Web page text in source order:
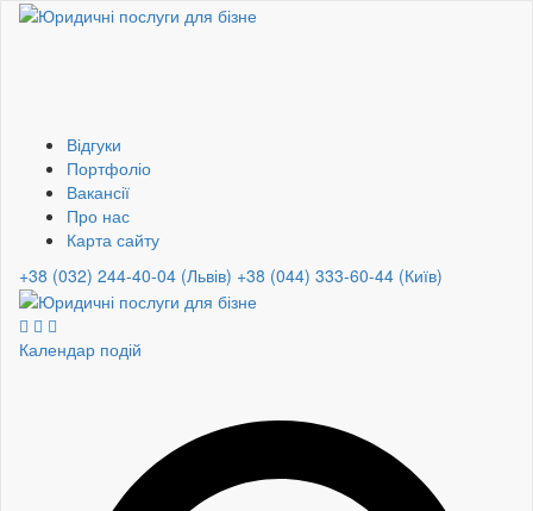
Відгуки
Портфоліо
Вакансії
Про нас
Карта сайту
+38 (032) 244-40-04 (Львів) +38 (044) 333-60-44 (Київ)
Календар подій